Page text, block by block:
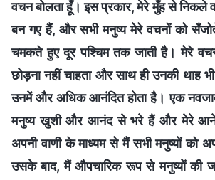
वचन बोलता हूँ। इस प्रकार, मेरे मुँह से निकले
बन गए हैं, और सभी मनुष्य मेरे वचनों को
चमकते हुए दूर पश्चिम तक जाती है। मेरे
छोड़ना नहीं चाहता और साथ ही उनकी थाह
उनमें और अधिक आनंदित होता है। एक
मनुष्य खुशी और आनंद से भरे हैं और मेरे आने
अपनी वाणी के माध्यम से मैं सभी मनुष्यों को
उसके बाद, मैं औपचारिक रूप से मनुष्यों की